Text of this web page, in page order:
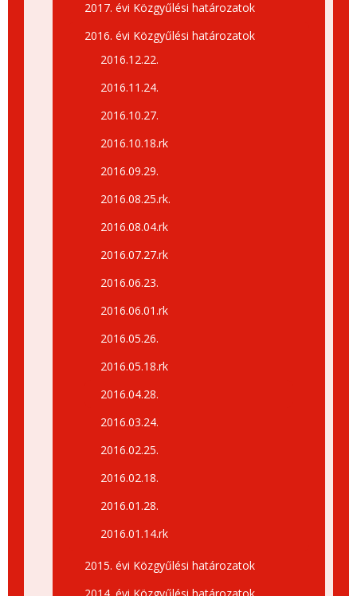
2017. évi Közgyűlési határozatok
2016. évi Közgyűlési határozatok
2016.12.22.
2016.11.24.
2016.10.27.
2016.10.18.rk
2016.09.29.
2016.08.25.rk.
2016.08.04.rk
2016.07.27.rk
2016.06.23.
2016.06.01.rk
2016.05.26.
2016.05.18.rk
2016.04.28.
2016.03.24.
2016.02.25.
2016.02.18.
2016.01.28.
2016.01.14.rk
2015. évi Közgyűlési határozatok